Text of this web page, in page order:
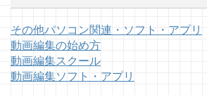
その他パソコン関連・ソフト・アプリ
動画編集の始め方
動画編集スクール
動画編集ソフト・アプリ